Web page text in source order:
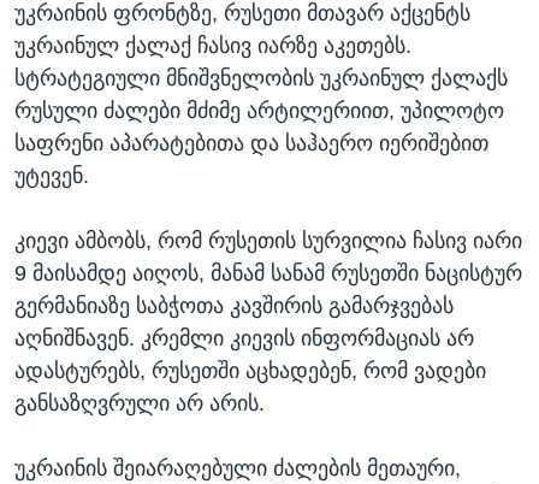
ᲙᲣᲚᲢᲣᲠᲐ
ᲒᲐᲚᲘᲚᲔᲝ
ᲓᲔᲖᲘᲜᲤᲝᲠᲛᲐᲪᲘᲐ
ენები
უკრაინის ფრონტზე, რუსეთი მთავარ აქცენტს
უკრაინულ ქალაქ ჩასივ იარზე აკეთებს.
სტრატეგიული მნიშვნელობის უკრაინულ ქალაქს
რუსული ძალები მძიმე არტილერიით, უპილოტო
საფრენი აპარატებითა და საჰაერო იერიშებით
უტევენ.
კიევი ამბობს, რომ რუსეთის სურვილია ჩასივ იარი
9 მაისამდე აიღოს, მანამ სანამ რუსეთში ნაცისტურ
გერმანიაზე საბჭოთა კავშირის გამარჯვებას
აღნიშნავენ. კრემლი კიევის ინფორმაციას არ
ადასტურებს, რუსეთში აცხადებენ, რომ ვადები
განსაზღვრული არ არის.
უკრაინის შეიარაღებული ძალების მეთაური,